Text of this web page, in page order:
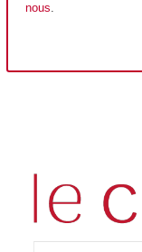
nous.